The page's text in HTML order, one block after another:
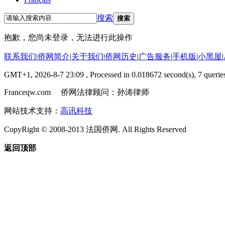
搜索 搜索
抱歉，您尚未登录，无法进行此操作
联系我们|侨网简介|关于我们|侨网历史|广告服务|手机版|小黑屋|
GMT+1, 2026-8-7 23:09 , Processed in 0.018672 second(s), 7
Franceqw.com 侨网法律顾问：孙涛律师
网站技术支持： 高讯科技
CopyRight © 2008-2013 法国侨网. All Rights Reserved
返回顶部